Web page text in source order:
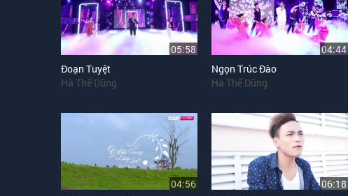
05:58
Đoạn Tuyệt
Hà Thế Dũng
04:44
Ngọn Trúc Đào
Hà Thế Dũng
04:56
06:18